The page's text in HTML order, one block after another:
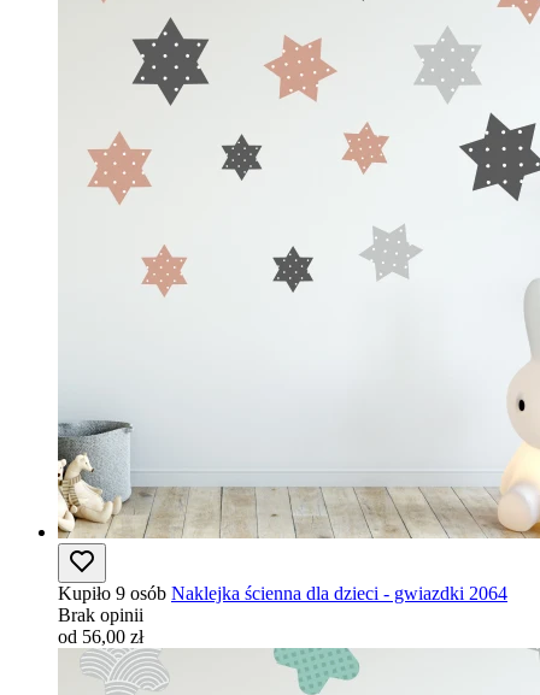
Kupiło 9 osób Naklejka ścienna dla dzieci - gwiazdki 2064
Brak opinii
od 56,00 zł